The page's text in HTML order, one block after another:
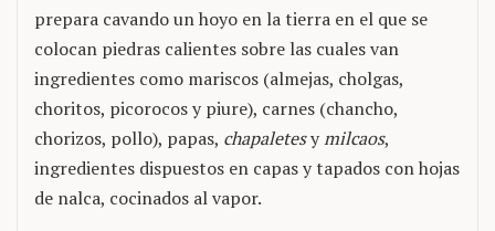
prepara cavando un hoyo en la tierra en el que se
colocan piedras calientes sobre las cuales van
ingredientes como mariscos (almejas, cholgas,
choritos, picorocos y piure), carnes (chancho,
chorizos, pollo), papas, chapaletesymilcaos,
ingredientes dispuestos en capas y tapados con hojas
de nalca, cocinados al vapor.